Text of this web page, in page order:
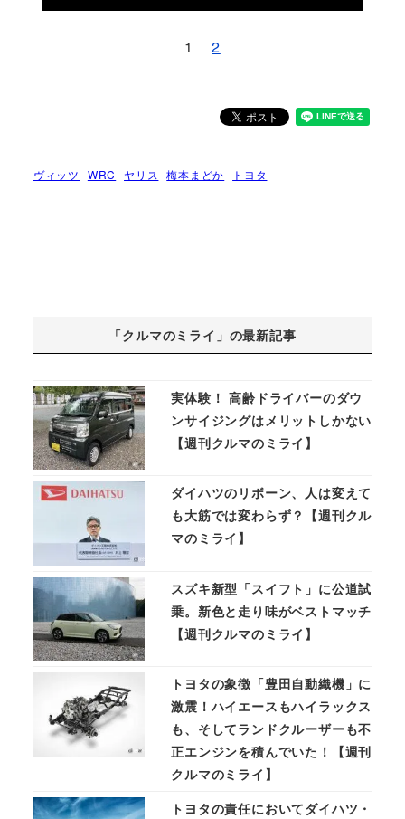
1 2
ヴィッツ WRC ヤリス 梅本まどか トヨタ
「クルマのミライ」の最新記事
実体験！ 高齢ドライバーのダウ
ンサイジングはメリットしかない
【週刊クルマのミライ】
ダイハツのリボーン、人は変えて
も大筋では変わらず？【週刊クル
マのミライ】
スズキ新型「スイフト」に公道試
乗。新色と走り味がベストマッチ
【週刊クルマのミライ】
トヨタの象徴「豊田自動織機」に
激震！ハイエースもハイラックス
も、そしてランドクルーザーも不
正エンジンを積んでいた！【週刊
クルマのミライ】
トヨタの責任においてダイハツ・